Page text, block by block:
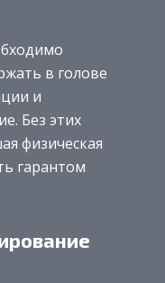
в голове
и
Без этих
физическая
гарантом